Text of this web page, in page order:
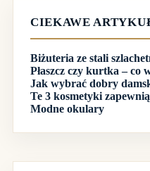
CIEKAWE
Biżuteria ze stali
Płaszcz czy kurtka – co
Jak wybrać dobry
Te 3 kosmetyki
Modne okulary